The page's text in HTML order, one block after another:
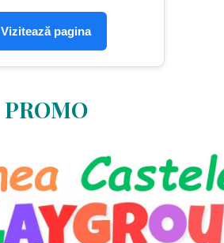
Vizitează pagina
PROMO